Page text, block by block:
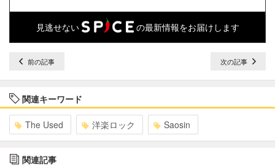
見逃せない の最新情報をお届けします
前の記事 次の記事
関連キーワード
The Used 洋楽ロック Saosin
関連記事